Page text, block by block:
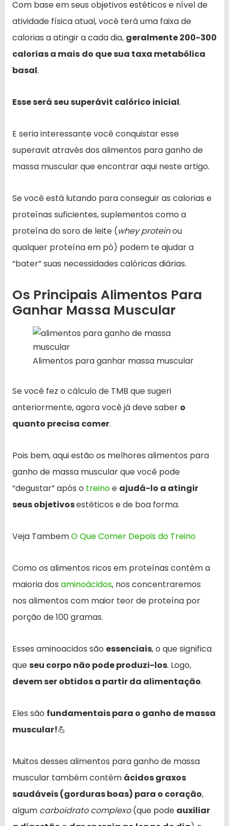
Com base em seus objetivos estéticos e nível de
atividade física atual, você terá uma faixa de
calorias a atingir a cada dia, geralmente 200-300
calorias a mais do que sua taxa metabólica
basal.
Esse será seu superávit calórico inicial.
E seria interessante você conquistar esse
superavit através dos alimentos para ganho de
massa muscular que encontrar aqui neste artigo.
Se você está lutando para conseguir as calorias e
proteínas suficientes, suplementos como a
proteína do soro de leite (whey proteinou
qualquer proteína em pó) podem te ajudar a
“bater” suas necessidades calóricas diárias.
Os Principais Alimentos Para
Ganhar Massa Muscular
Alimentos para ganhar massa muscular
Se você fez o cálculo de TMB que sugeri
anteriormente, agora você já deve saber o
quanto precisa comer.
Pois bem, aqui estão os melhores alimentos para
ganho de massa muscular que você pode
“degustar” após o treinoe ajudá-lo a atingir
seus objetivosestéticos e de boa forma.
Veja TambemO Que Comer Depois do Treino
Como os alimentos ricos em proteínas contêm a
maioria dos aminoácidos, nos concentraremos
nos alimentos com maior teor de proteína por
porção de 100 gramas.
Esses aminoacidos são essenciais, o que significa
queseu corpo não pode produzi-los. Logo,
devem ser obtidos a partir da alimentação.
Eles são fundamentais para o ganho de massa
muscular!💪
Muitos desses alimentos para ganho de massa
muscular também contêm ácidos graxos
saudáveis (gorduras boas) para o coração,
algum carboidrato complexo(que pode auxiliar